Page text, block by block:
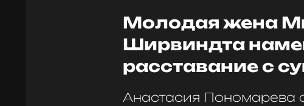
Молодая жена
Ширвиндта
расставание с
Анастасия Пономарева